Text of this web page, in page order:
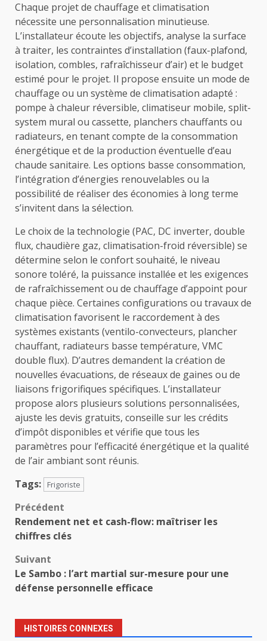
Chaque projet de chauffage et climatisation
nécessite une personnalisation minutieuse.
L’installateur écoute les objectifs, analyse la surface
à traiter, les contraintes d’installation (faux-plafond,
isolation, combles, rafraîchisseur d’air) et le budget
estimé pour le projet. Il propose ensuite un mode de
chauffage ou un système de climatisation adapté :
pompe à chaleur réversible, climatiseur mobile, split-
system mural ou cassette, planchers chauffants ou
radiateurs, en tenant compte de la consommation
énergétique et de la production éventuelle d’eau
chaude sanitaire. Les options basse consommation,
l’intégration d’énergies renouvelables ou la
possibilité de réaliser des économies à long terme
s’invitent dans la sélection.
Le choix de la technologie (PAC, DC inverter, double
flux, chaudière gaz, climatisation-froid réversible) se
détermine selon le confort souhaité, le niveau
sonore toléré, la puissance installée et les exigences
de rafraîchissement ou de chauffage d’appoint pour
chaque pièce. Certaines configurations ou travaux de
climatisation favorisent le raccordement à des
systèmes existants (ventilo-convecteurs, plancher
chauffant, radiateurs basse température, VMC
double flux). D’autres demandent la création de
nouvelles évacuations, de réseaux de gaines ou de
liaisons frigorifiques spécifiques. L’installateur
propose alors plusieurs solutions personnalisées,
ajuste les devis gratuits, conseille sur les crédits
d’impôt disponibles et vérifie que tous les
paramètres pour l’efficacité énergétique et la qualité
de l’air ambiant sont réunis.
Tags:
Frigoriste
Navigation
d’article
Précédent
Rendement net et cash-flow: maîtriser les
chiffres clés
Suivant
Le Sambo : l’art martial sur-mesure pour une
défense personnelle efficace
HISTOIRES CONNEXES